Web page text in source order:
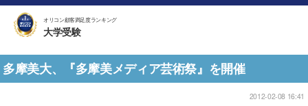
オリコン顧客満足度ランキング
大学受験
多摩美大、『多摩美メディア芸術祭』を開催
2012-02-08 16:41